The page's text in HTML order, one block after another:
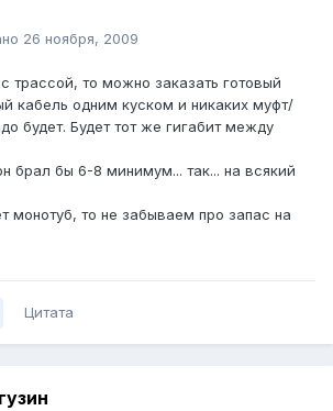
26 ноября, 2009
трассой, то можно заказать готовый
кабель одним куском и никаких муфт/
будет. Будет тот же гигабит между
брал бы 6-8 минимум... так... на всякий
монотуб, то не забываем про запас на
Цитата